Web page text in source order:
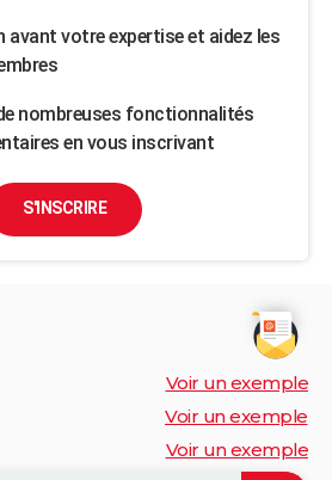
avant votre expertise et aidez les
nombreuses fonctionnalités
en vous inscrivant
S'INSCRIRE
Voir un exemple
Voir un exemple
Voir un exemple